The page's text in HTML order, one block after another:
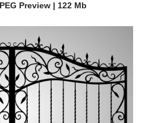
Preview | 122 Mb